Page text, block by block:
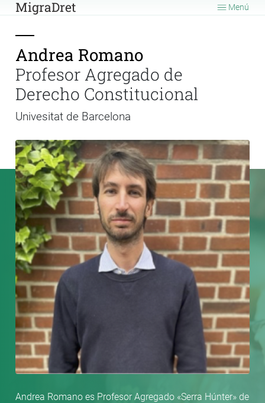
MigraDret Menú
Andrea Romano
Profesor Agregado de
Derecho Constitucional
Univesitat de Barcelona
Andrea Romano es Profesor Agregado «Serra Húnter» de